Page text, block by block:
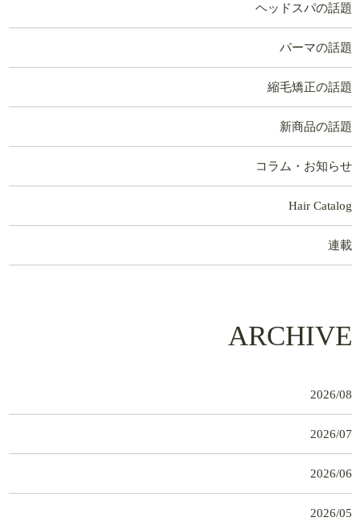
ヘッドスパの話題
パーマの話題
縮毛矯正の話題
新商品の話題
コラム・お知らせ
Hair Catalog
連載
ARCHIVE
2026/08
2026/07
2026/06
2026/05